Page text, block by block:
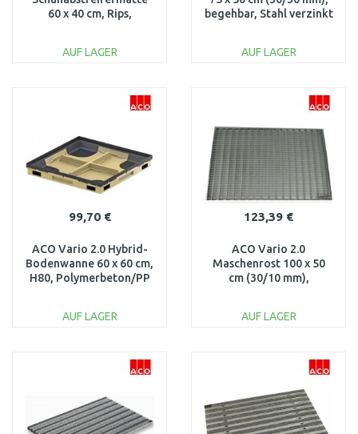
60 x 40 cm, Rips,
AUF LAGER
begehbar, Stahl verzinkt
AUF LAGER
99,70 €
ACO Vario 2.0 Hybrid-
Bodenwanne 60 x 60 cm,
H80, Polymerbeton/PP
AUF LAGER
123,39 €
ACO Vario 2.0
Maschenrost 100 x 50
cm (30/10 mm),
AUF LAGER